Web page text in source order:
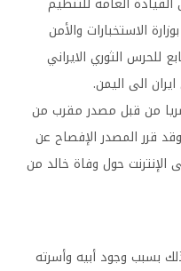
الاستخبارات والأمن
للحرس الثوري الايراني
الى اليمن.
من قبل مصدر مقرب من
قرر المصدر الإفصاح عن
الإنترنت حول وفاة خالد من
في اليمن، وذلك بسبب وجود أبيه وأسرته